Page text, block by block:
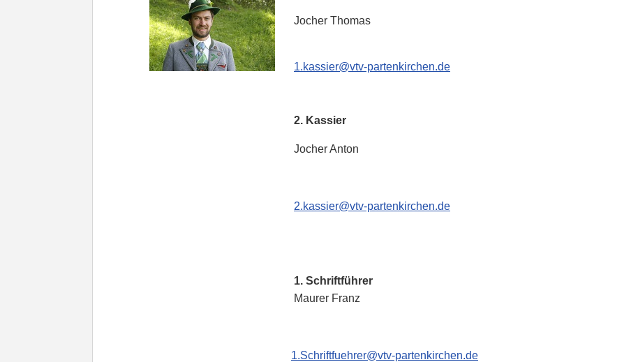
Jocher Thomas
1.kassier@vtv-partenkirchen.de
2. Kassier
Jocher Anton
2.kassier@vtv-partenkirchen.de
1. Schriftführer
Maurer Franz
1.Schriftfuehrer@vtv-partenkirchen.de